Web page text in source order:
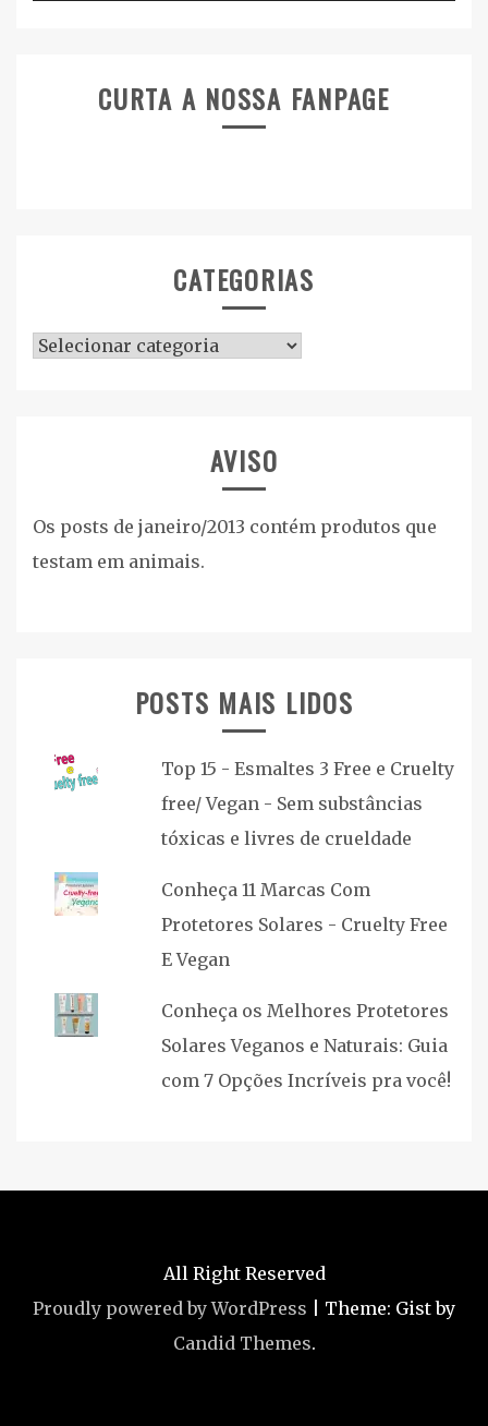
CURTA A NOSSA FANPAGE
CATEGORIAS
Categorias
AVISO
Os posts de janeiro/2013 contém produtos que
testam em animais.
POSTS MAIS LIDOS
Top 15 - Esmaltes 3 Free e Cruelty
free/ Vegan - Sem substâncias
tóxicas e livres de crueldade
Conheça 11 Marcas Com
Protetores Solares - Cruelty Free
E Vegan
Conheça os Melhores Protetores
Solares Veganos e Naturais: Guia
com 7 Opções Incríveis pra você!
All Right Reserved
Proudly powered by WordPress
Theme: Gist by
Candid Themes.